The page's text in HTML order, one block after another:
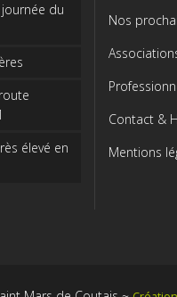
du
élevé en
Nos
Contact &
Mentions